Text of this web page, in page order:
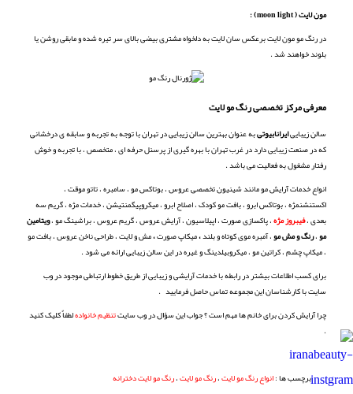
مون لایت (moon light
) :
در رنگ مو مون لایت برعکس سان لایت به دلخواه مشتری بیضی بالای سر تیره شده و مابقی روشن یا
بلوند خواهند شد .
معرفی مرکز تخصصی رنگ مو لایت
سالن زیباییایرانابیوتیبه عنوان بهترین سالن زیبایی در تهران با توجه به تجربه و سابقه ی درخشانی
که در صنعت زیبایی دارد در غرب تهران با بهره گیری از پرسنل حرفه ای ، متخصص ، با تجربه و خوش
رفتار مشغول به فعالیت می باشد .
انواع خدمات آرایش مو مانند شینیون تخصصی عروس ، بوتاکس مو ، سامبره ، تاتو موقت،
اکستنشنمژه ، بوتاکس ابرو ، بافت مو کودک ، اصلاح ابرو ، میکروپیگمنتیشن ، خدمات مژه ، گریم سه
بعدی ،فیبروز مژه، پاکسازی صورت ، اپیلاسیون ، آرایش عروس ، گریم عروس ، براشینگ مو ،ویتامین
مو،رنگ و مش مو، آمبره موی کوتاه و بلند،میکاپ صورت،مش و لایت ، طراحی ناخن عروس ، بافت مو
، میکاپ چشم ، کراتین مو ، میکروبیلدینگ و غیره در این سالن زیبایی ارائه می شود .
برای کسب اطلاعات بیشتر در رابطه با خدمات آرایشی و زیبایی از طریق خطوط ارتباطی موجود در وب
سایت با کارشناسان این مجموعه تماس حاصل فرمایید .
چرا آرایش کردن برای خانم ها مهم است ؟ جواب این سؤال در وب سایتتنظیم خانوادهلطفاٌ کلیک کنید
.
برچسب ها :انواع رنگ مو لایت،رنگ مو لایت،رنگ مو لایت دخترانه